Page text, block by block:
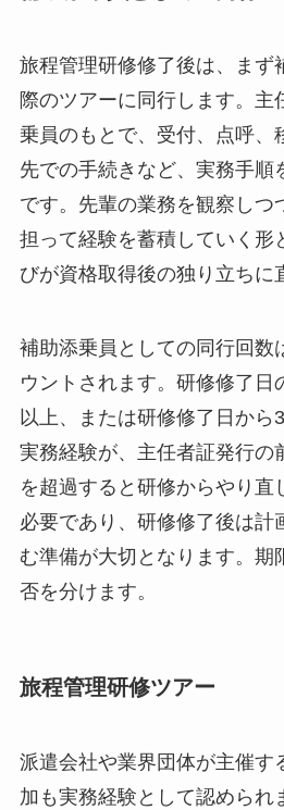
旅程管理研修修了後は、まず
際のツアーに同行します。主
乗員のもとで、受付、点呼、
先での手続きなど、実務手順
です。先輩の業務を観察しつ
担って経験を蓄積していく形
びが資格取得後の独り立ちに
補助添乗員としての同行回数
ウントされます。研修修了日
以上、または研修修了日から
実務経験が、主任者証発行の
を超過すると研修からやり直
必要であり、研修修了後は計
む準備が大切となります。期
否を分けます。
旅程管理研修ツアー
派遣会社や業界団体が主催す
加も実務経験として認められ